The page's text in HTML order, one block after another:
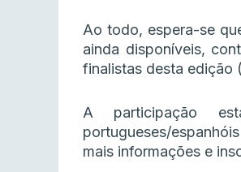
Ao todo, espera-se
ainda disponíveis,
finalistas desta edição
A participação
portugueses/
mais informações e